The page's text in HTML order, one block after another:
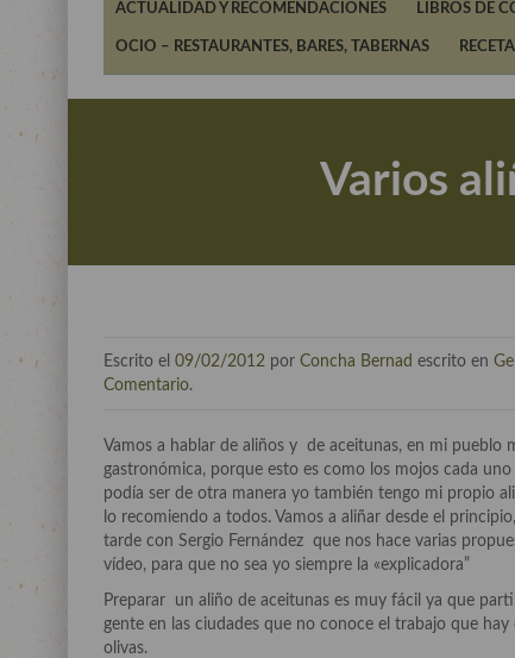
ACTUALIDAD Y RECOMENDACIONES LIBROS DE
OCIO – RESTAURANTES, BARES, TABERNAS
Varios
Escrito el 09/02/2012 por Concha Bernad escrito en
Comentario.
Vamos a hablar de aliños y de aceitunas, en mi pueblo
gastronómica, porque esto es como los mojos cada
podía ser de otra manera yo también tengo mi propio
lo recomiendo a todos. Vamos a aliñar desde el
tarde con Sergio Fernández que nos hace varias
vídeo, para que no sea yo siempre la «explicadora”
Preparar un aliño de aceitunas es muy fácil ya que
gente en las ciudades que no conoce el trabajo que
olivas.